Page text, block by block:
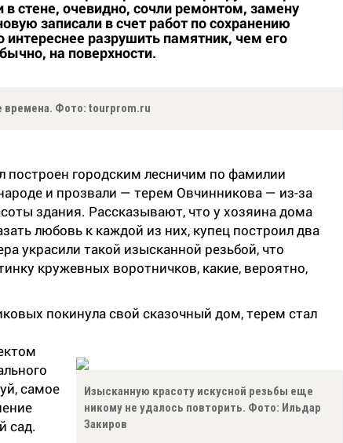
в стене, очевидно, сочли ремонтом, замену
записали в счет работ по сохранению
интереснее разрушить памятник, чем его
на поверхности.
времена. Фото: tourprom.ru
построен городским лесничим по фамилии
и прозвали — терем Овчинникова — из-за
здания. Рассказывают, что у хозяина дома
любовь к каждой из них, купец построил два
украсили такой изысканной резьбой, что
кружевных воротничков, какие, вероятно,
покинула свой сказочный дом, терем стал
Изысканную красоту искусной резьбы еще
никому не удалось повторить. Фото: Ильдар
Закиров
самое
сад.